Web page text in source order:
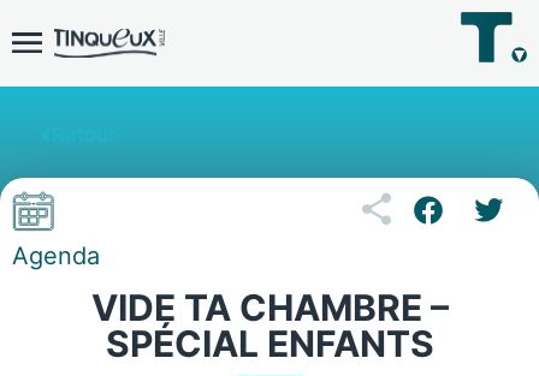
Agenda
VIDE TA CHAMBRE –
SPÉCIAL ENFANTS